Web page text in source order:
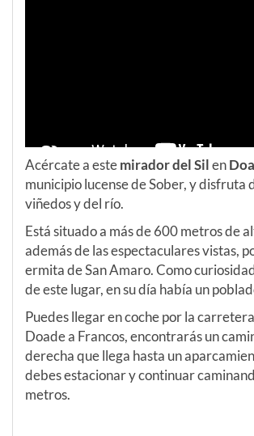
Acércate a estemirador del Silen
municipio lucense de Sober, y disfruta
viñedos y del río.
Está situado a más de 600 metros de
además de las espectaculares vistas,
ermita de San Amaro. Como
de este lugar, en su día había un
Puedes llegar en coche por la
Doade a Francos, encontrarás un
derecha que llega hasta un
debes estacionar y continuar
metros.